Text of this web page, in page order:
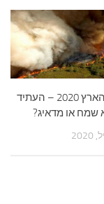
יום כדור הארץ 2020 – העתיד
שמח או מדאיג?